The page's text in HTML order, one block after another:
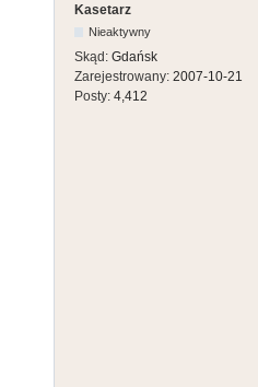
Kasetarz
Nieaktywny
Skąd: Gdańsk
Zarejestrowany: 2007-10-21
Posty: 4,412